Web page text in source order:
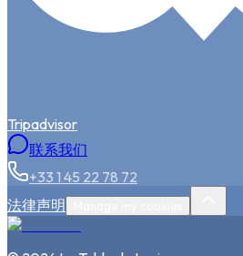
Tripadvisor
联系我们
+33 1 45 22 78 72
法律声明